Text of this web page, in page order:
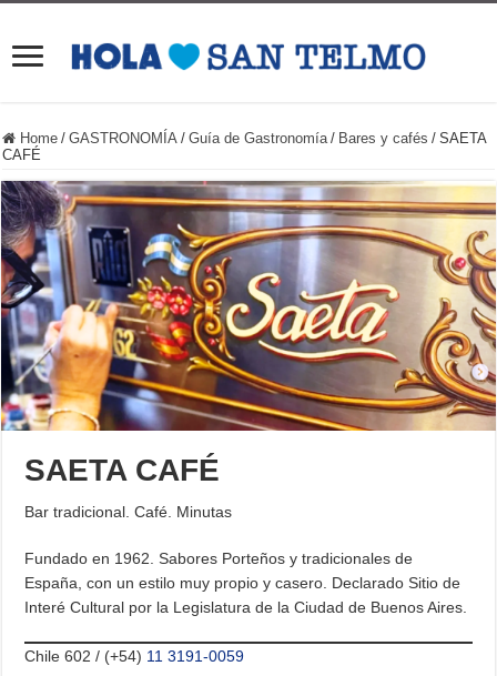
Home / GASTRONOMÍA / Guía de Gastronomía / Bares y cafés / SAETA
CAFÉ
SAETA CAFÉ
Bar tradicional. Café. Minutas
Fundado en 1962. Sabores Porteños y tradicionales de
España, con un estilo muy propio y casero. Declarado Sitio de
Interé Cultural por la Legislatura de la Ciudad de Buenos Aires.
Chile 602 / (+54) 11 3191-0059